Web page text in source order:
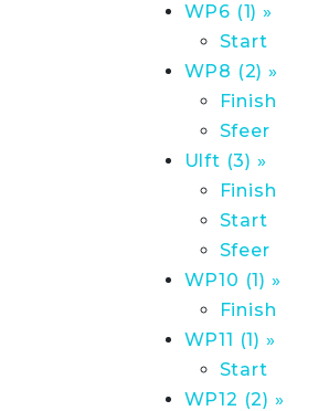
WP6 (1) »
Start
WP8 (2) »
Finish
Sfeer
Ulft (3) »
Finish
Start
Sfeer
WP10 (1) »
Finish
WP11 (1) »
Start
WP12 (2) »